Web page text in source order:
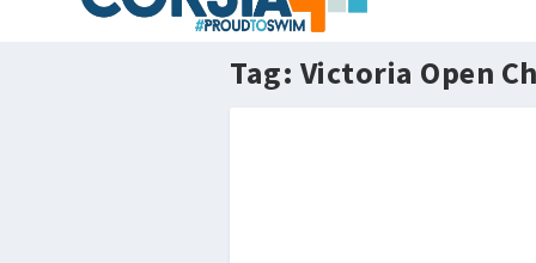
Tag: Victoria Open